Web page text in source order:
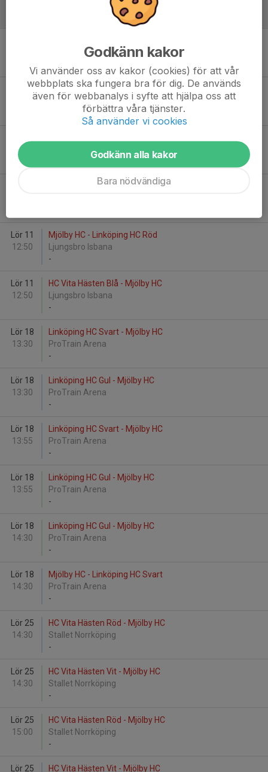
Ljungsbro Isbana
Lör 11
11:30
Linköping HC Röd - Mjölby HC
Ljungsbro Isbana
11:55
Ljungsbro Isbana
HC Vita Hästen Blå - Mjölby HC
Lör 11
12:50
Mjölby HC - Linköping HC Röd
Ljungsbro Isbana
-
Lör 11
12:50
HC Vita Hästen Blå - Mjölby HC
Ljungsbro Isbana
-
Lör 18
13:30
Linköping HC Svart - Mjölby HC
ProTrain Arena
-
Lör 18
13:30
Linköping HC Gul - Mjölby HC
ProTrain Arena
-
Lör 18
13:55
Linköping HC Svart - Mjölby HC
ProTrain Arena
-
Lör 18
13:55
Linköping HC Gul - Mjölby HC
ProTrain Arena
-
Lör 18
14:30
Linköping HC Gul - Mjölby HC
ProTrain Arena
-
Lör 18
14:30
Mjölby HC - Linköping HC Svart
ProTrain Arena
-
Lör 25
14:30
HC Vita Hästen Röd - Mjölby HC
Stallet Norrköping
-
Lör 25
14:30
HC Vita Hästen Vit - Mjölby HC
Stallet Norrköping
-
Lör 25
15:00
HC Vita Hästen Röd - Mjölby HC
Stallet Norrköping
-
Lör 25 HC Vita Hästen Vit - Mjölby HC
Godkänn kakor
Vi använder oss av kakor (cookies) för att vår
webbplats ska fungera bra för dig. De används
även för webbanalys i syfte att hjälpa oss att
förbättra våra tjänster.
Så använder vi cookies
Godkänn alla kakor
Bara nödvändiga